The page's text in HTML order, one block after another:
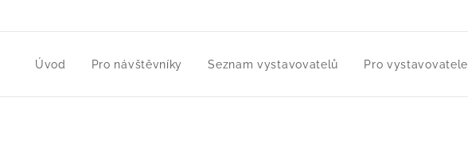
Úvod Pro návštěvníky Seznam vystavovatelů Pro vystavovatele